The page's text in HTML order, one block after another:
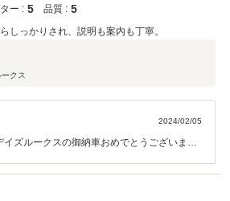
ー : 5 品質 : 5
しっかりされ、説明も案内も丁寧。
ークス
2024/02/05
イズルークスの御納車おめでとうございま
ご来店お待ちしております。どうぞよろし